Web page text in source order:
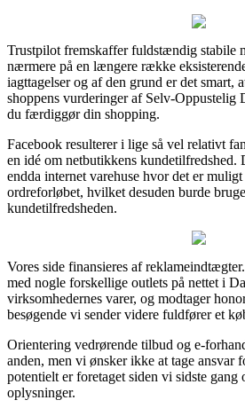
Trustpilot fremskaffer fuldstændig stabile
nærmere på en længere række
iagttagelser og af den grund er det smart,
shoppens vurderinger af Selv-Oppustelig
du færdiggør din shopping.
Facebook resulterer i lige så vel relativt
en idé om netbutikkens kundetilfredshed.
endda internet varehuse hvor det er
ordreforløbet, hvilket desuden burde
kundetilfredsheden.
Vores side finansieres af
med nogle forskellige outlets på nettet i
virksomhedernes varer, og modtager
besøgende vi sender videre fuldfører et
Orientering vedrørende tilbud og e-
anden, men vi ønsker ikke at tage ansvar
potentielt er foretaget siden vi sidste gang
oplysninger.